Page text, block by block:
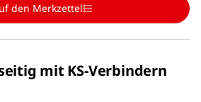
den Merkzettel
mit KS-Verbindern